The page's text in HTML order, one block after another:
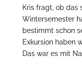
Kris fragt, ob das
Wintersemester
bestimmt schon
Exkursion haben
Das war es mit